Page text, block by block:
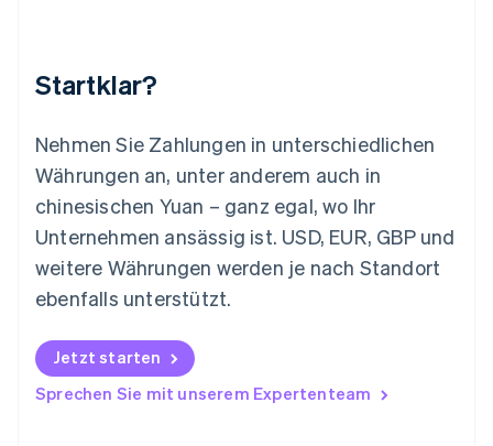
Startklar?
Nehmen Sie Zahlungen in unterschiedlichen
Währungen an, unter anderem auch in
chinesischen Yuan – ganz egal, wo Ihr
Unternehmen ansässig ist. USD, EUR, GBP und
weitere Währungen werden je nach Standort
ebenfalls unterstützt.
Jetzt starten
Sprechen Sie mit unserem Expertenteam
Malaysia
Malta
Mexiko
EspañolEnglish
Neuseeland
Niederlande
NederlandsEnglish
English
Österreich
DeutschEnglish